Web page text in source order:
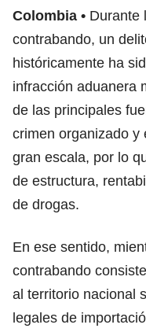
Colombia
Durante
contrabando, un
históricamente ha
infracción aduanera
de las principales
crimen organizado y
gran escala, por lo
de estructura,
de drogas.
En ese sentido,
contrabando
al territorio nacional
legales de